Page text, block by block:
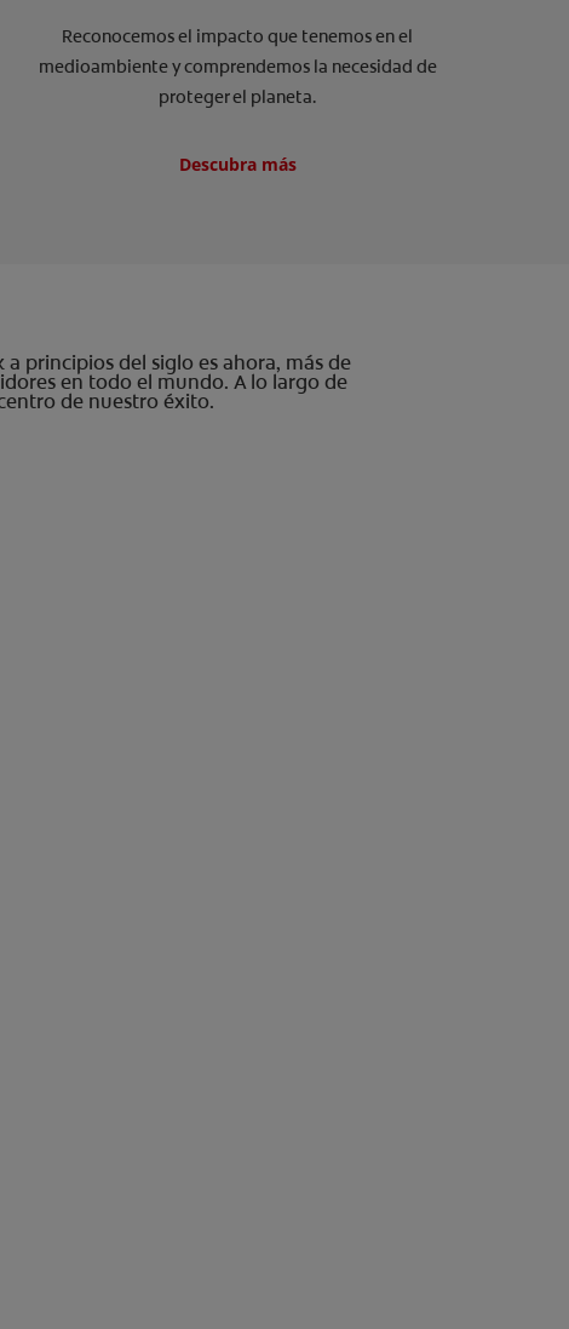
Reconocemos el impacto que tenemos en el
medioambiente y comprendemos la necesidad de
proteger el planeta.
Descubra más
principios del siglo es ahora, más de
en todo el mundo. A lo largo de
de nuestro éxito.